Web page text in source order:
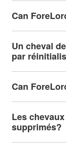
Can
Un cheval
par
Can
Les
supprimés?